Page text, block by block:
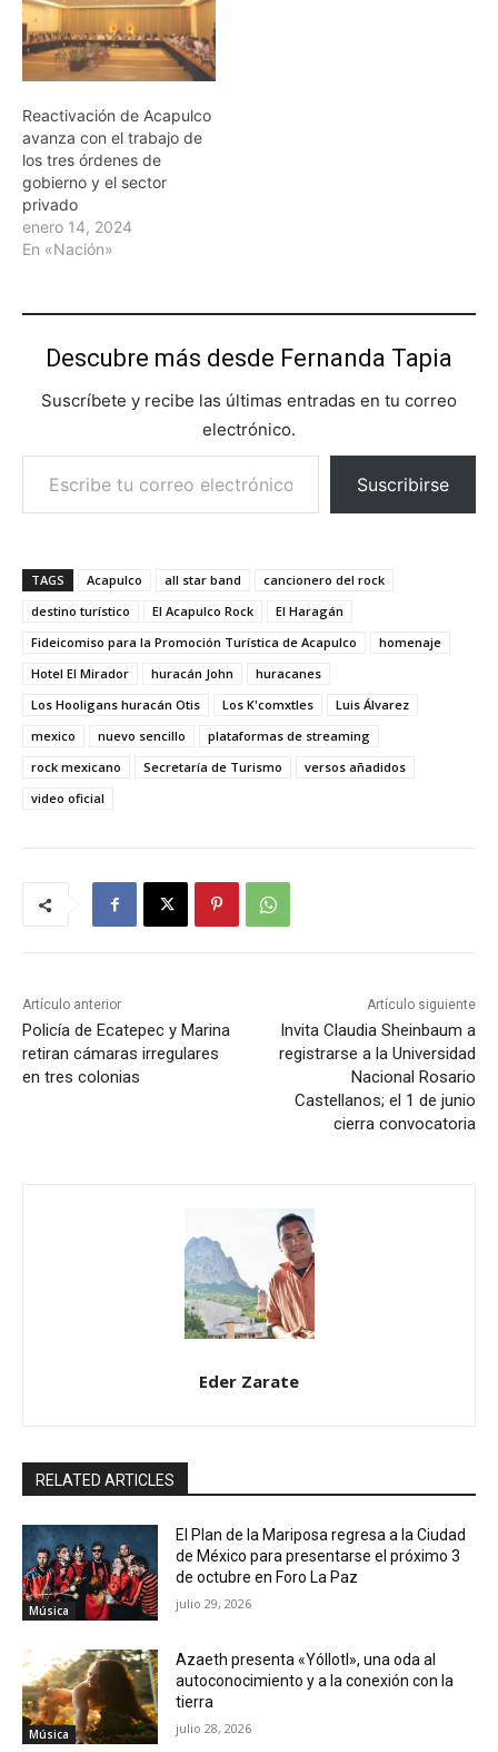
Reactivación de Acapulco
avanza con el trabajo de
los tres órdenes de
gobierno y el sector
privado
enero 14, 2024
En «Nación»
Descubre más desde Fernanda Tapia
Suscríbete y recibe las últimas entradas en tu correo
electrónico.
Escribe tu correo electrónico…
Suscribirse
TAGS Acapulco all star band
cancionero del rock
destino turístico
El Acapulco Rock
El Haragán
Fideicomiso para la Promoción Turística de Acapulco
homenaje
Hotel El Mirador
huracán John
huracanes
Los Hooligans huracán Otis
Los K'comxtles
Luis Álvarez
mexico
nuevo sencillo
plataformas de streaming
rock mexicano
Secretaría de Turismo
versos añadidos
video oficial
Artículo anterior
Policía de Ecatepec y Marina
retiran cámaras irregulares
en tres colonias
Artículo siguiente
Invita Claudia Sheinbaum a
registrarse a la Universidad
Nacional Rosario
Castellanos; el 1 de junio
cierra convocatoria
Eder Zarate
RELATED ARTICLES
Música
El Plan de la Mariposa regresa a la Ciudad
de México para presentarse el próximo 3
de octubre en Foro La Paz
julio 29, 2026
Música
Azaeth presenta «Yóllotl», una oda al
autoconocimiento y a la conexión con la
tierra
julio 28, 2026